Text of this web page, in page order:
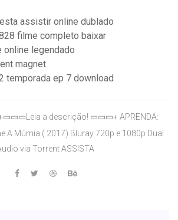
assistir online dublado
filme completo baixar
online legendado
magnet
temporada ep 7 download
a descrição! ▭▭▭+ APRENDA:
A Múmia ( 2017) Bluray 720p e 1080p Dual
via Torrent ASSISTA